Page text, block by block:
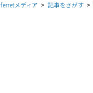
ferretメディア 記事をさがす